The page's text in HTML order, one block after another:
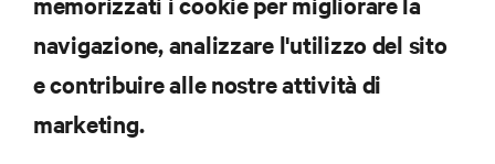
RECURSOS
navigazione, analizzare l'utilizzo del sito
e contribuire alle nostre attività di
marketing.